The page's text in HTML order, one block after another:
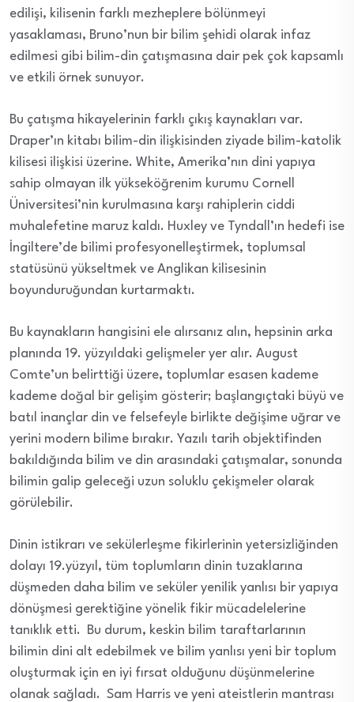
edilişi, kilisenin farklı mezheplere bölünmeyi
yasaklaması, Bruno’nun bir bilim şehidi olarak infaz
edilmesi gibi bilim-din çatışmasına dair pek çok kapsamlı
ve etkili örnek sunuyor.
Bu çatışma hikayelerinin farklı çıkış kaynakları var.
Draper’ın kitabı bilim-din ilişkisinden ziyade bilim-katolik
kilisesi ilişkisi üzerine. White, Amerika’nın dini yapıya
sahip olmayan ilk yükseköğrenim kurumu Cornell
Üniversitesi’nin kurulmasına karşı rahiplerin ciddi
muhalefetine maruz kaldı. Huxley ve Tyndall’ın hedefi ise
İngiltere’de bilimi profesyonelleştirmek, toplumsal
statüsünü yükseltmek ve Anglikan kilisesinin
boyunduruğundan kurtarmaktı.
Bu kaynakların hangisini ele alırsanız alın, hepsinin arka
planında 19. yüzyıldaki gelişmeler yer alır. August
Comte’un belirttiği üzere, toplumlar esasen kademe
kademe doğal bir gelişim gösterir; başlangıçtaki büyü ve
batıl inançlar din ve felsefeyle birlikte değişime uğrar ve
yerini modern bilime bırakır. Yazılı tarih objektifinden
bakıldığında bilim ve din arasındaki çatışmalar, sonunda
bilimin galip geleceği uzun soluklu çekişmeler olarak
görülebilir.
Dinin istikrarı ve sekülerleşme fikirlerinin yetersizliğinden
dolayı 19.yüzyıl, tüm toplumların dinin tuzaklarına
düşmeden daha bilim ve seküler yenilik yanlısı bir yapıya
dönüşmesi gerektiğine yönelik fikir mücadelelerine
tanıklık etti. Bu durum, keskin bilim taraftarlarının
bilimin dini alt edebilmek ve bilim yanlısı yeni bir toplum
oluşturmak için en iyi fırsat olduğunu düşünmelerine
olanak sağladı. Sam Harris ve yeni ateistlerin mantrası